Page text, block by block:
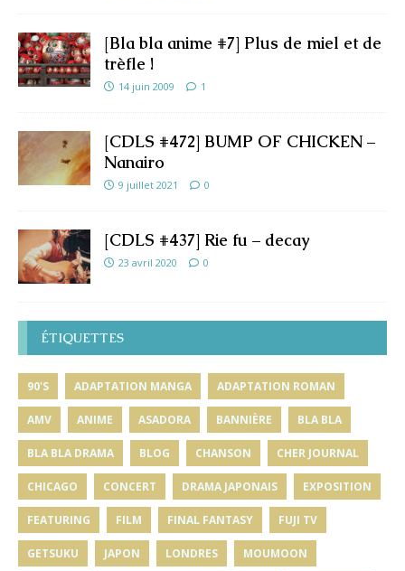
[Bla bla anime #7] Plus de miel et de
trèfle !
14 juin 2009 1
[CDLS #472] BUMP OF CHICKEN –
Nanairo
9 juillet 2021 0
[CDLS #437] Rie fu – decay
23 avril 2020 0
ÉTIQUETTES
90'S ADAPTATION MANGA ADAPTATION ROMAN
AMV ANIME ASADORA BANNIÈRE BLA BLA
BLA BLA DRAMA BLOG CHANSON CHER JOURNAL
CHICAGO CONCERT DRAMA JAPONAIS EXPOSITION
FEATURING FILM FINAL FANTASY FUJI TV
GETSUKU JAPON LONDRES MOUMOON